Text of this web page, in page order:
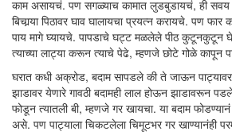
काम असायचं. पण सगळ्याच कामात लुडबुडायचं, ही सवय
बिचार्‍या पिठावर घाव घालायचा प्रयत्न करायचे. पण
पाय मागे घ्यायचे. पापडाचे घट्ट मळलेले पीठ कुटूनकुटून
त्याच्या लाट्या करून त्याचे पेढे, म्हणजे छोटे गोळे कापून
घरात कधी अक्रोड, बदाम सापडले की ते जाऊन
झाडावर येणारे गावठी बदामही लाल होऊन झाडावरून
फोडून त्यातली बी, म्हणजे गर खायचा. या बदाम
असे. पण पाट्याला चिकटलेला चिमूटभर गर खाण्यानंही